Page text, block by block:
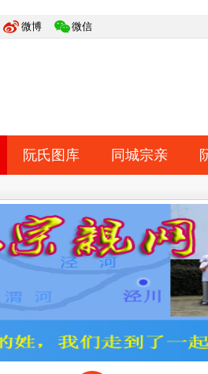
微博 微信
阮氏图库 同城宗亲